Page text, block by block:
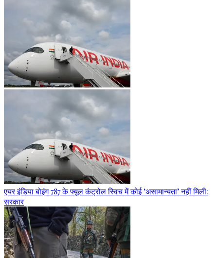
एयर इंडिया बोइंग 787 के फ्यूल कंट्रोल स्विच में कोई ‘असामान्यता’ नहीं मिली:
सरकार